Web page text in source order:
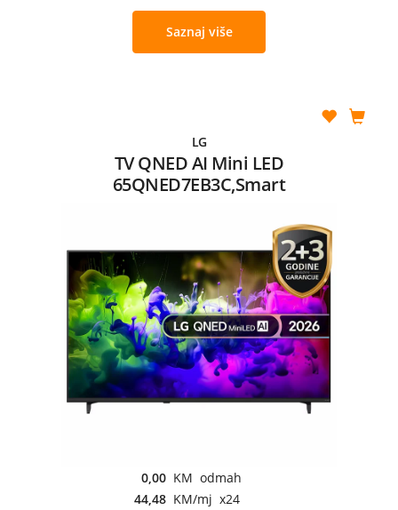
Saznaj više
LG
TV QNED AI Mini LED
65QNED7EB3C,Smart
0,00 KM odmah
44,48 KM/mj x24